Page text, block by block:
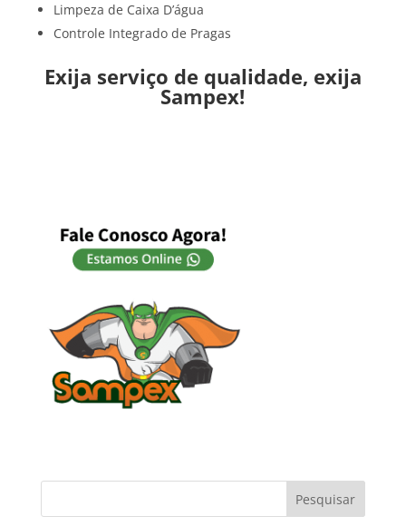
Limpeza de Caixa D’água
Controle Integrado de Pragas
Exija serviço de qualidade, exija
Sampex!